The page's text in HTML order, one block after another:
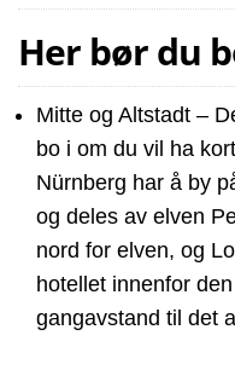
Her bør du
Mitte og Altstadt –
bo i om du vil ha
Nürnberg har å by
og deles av elven
nord for elven, og
hotellet innenfor
gangavstand til det